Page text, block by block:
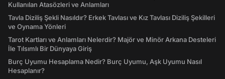
Kullanılan Atasözleri ve Anlamları
Tavla Diziliş Şekli Nasıldır? Erkek Tavlası ve Kız Tavlası Diziliş Şekilleri
ve Oynama Yönleri
Tarot Kartları ve Anlamları Nelerdir? Majör ve Minör Arkana Desteleri
İle Tılsımlı Bir Dünyaya Giriş
Burç Uyumu Hesaplama Nedir? Burç Uyumu, Aşk Uyumu Nasıl
Hesaplanır?